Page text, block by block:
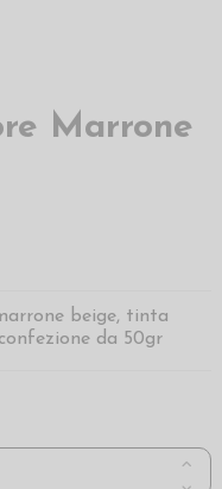
Marrone
beige, tinta
da 50gr